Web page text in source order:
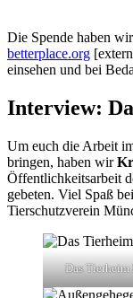
Die Spende haben
betterplace.org
einsehen und bei
Interview:
Um euch die Arbeit
bringen, haben wir
Öffentlichkeitsarbeit
gebeten. Viel Spaß
Tierschutzverein
Das Tierheim